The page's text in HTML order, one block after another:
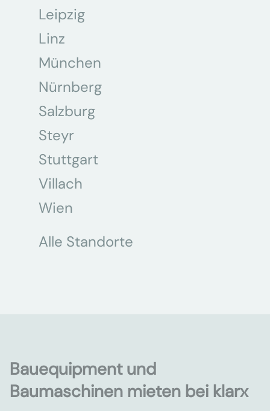
Leipzig
Linz
München
Nürnberg
Salzburg
Steyr
Stuttgart
Villach
Wien
Alle Standorte
Bauequipment und
Baumaschinen mieten bei klarx